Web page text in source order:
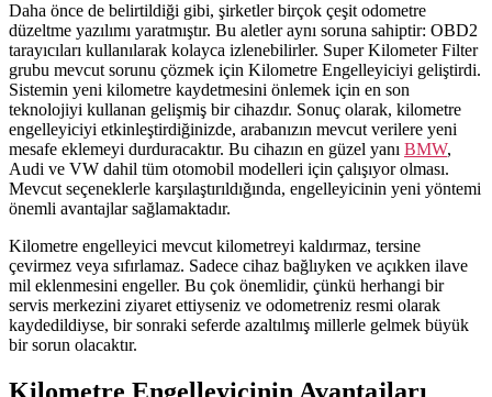
Daha önce de belirtildiği gibi, şirketler birçok çeşit odometre
düzeltme yazılımı yaratmıştır. Bu aletler aynı soruna sahiptir: OBD2
tarayıcıları kullanılarak kolayca izlenebilirler. Super Kilometer Filter
grubu mevcut sorunu çözmek için Kilometre Engelleyiciyi geliştirdi.
Sistemin yeni kilometre kaydetmesini önlemek için en son
teknolojiyi kullanan gelişmiş bir cihazdır. Sonuç olarak, kilometre
engelleyiciyi etkinleştirdiğinizde, arabanızın mevcut verilere yeni
mesafe eklemeyi durduracaktır. Bu cihazın en güzel yanı BMW,
Audi ve VW dahil tüm otomobil modelleri için çalışıyor olması.
Mevcut seçeneklerle karşılaştırıldığında, engelleyicinin yeni yöntemi
önemli avantajlar sağlamaktadır.
Kilometre engelleyici mevcut kilometreyi kaldırmaz, tersine
çevirmez veya sıfırlamaz. Sadece cihaz bağlıyken ve açıkken ilave
mil eklenmesini engeller. Bu çok önemlidir, çünkü herhangi bir
servis merkezini ziyaret ettiyseniz ve odometreniz resmi olarak
kaydedildiyse, bir sonraki seferde azaltılmış millerle gelmek büyük
bir sorun olacaktır.